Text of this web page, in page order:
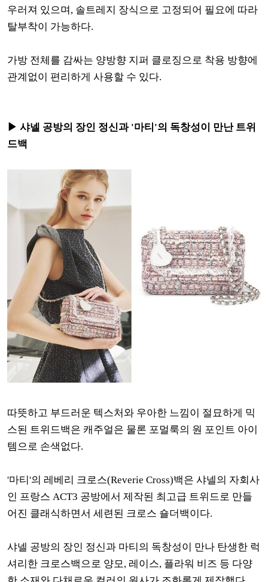
우러져 있으며, 솔트레지 장식으로 고정되어 필요에 따라
탈부착이 가능하다.
가방 전체를 감싸는 양방향 지퍼 클로징으로 착용 방향에
관계없이 편리하게 사용할 수 있다.
▶ 샤넬 공방의 장인 정신과 '마티'의 독창성이 만난 트위
드백
따뜻하고 부드러운 텍스처와 우아한 느낌이 절묘하게 믹
스된 트위드백은 캐주얼은 물론 포멀룩의 원 포인트 아이
템으로 손색없다.
'마티'의 레베리 크로스(Reverie Cross)백은 샤넬의 자회사
인 프랑스 ACT3 공방에서 제작된 최고급 트위드로 만들
어진 클래식하면서 세련된 크로스 숄더백이다.
샤넬 공방의 장인 정신과 마티의 독창성이 만나 탄생한 럭
셔리한 크로스백으로 양모, 레이스, 플라워 비즈 등 다양